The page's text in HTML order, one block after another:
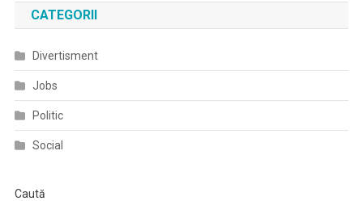
CATEGORII
Divertisment
Jobs
Politic
Social
Caută